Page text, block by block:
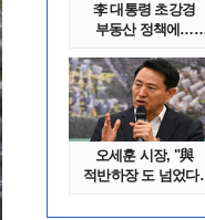
李 대통령 초강경
부동산 정책에…
오세훈 시장, "與
적반하장 도 넘었다"